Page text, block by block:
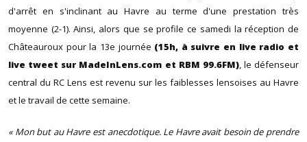
d'arrêt en s'inclinant au Havre au terme d'une prestation très
moyenne (2-1). Ainsi, alors que se profile ce samedi la réception de
Châteauroux pour la 13e journée (15h, à suivre en live radio et
live tweet sur MadeInLens.com et RBM 99.6FM), le défenseur
central du RC Lens est revenu sur les faiblesses lensoises au Havre
et le travail de cette semaine.
« Mon but au Havre est anecdotique. Le Havre avait besoin de prendre